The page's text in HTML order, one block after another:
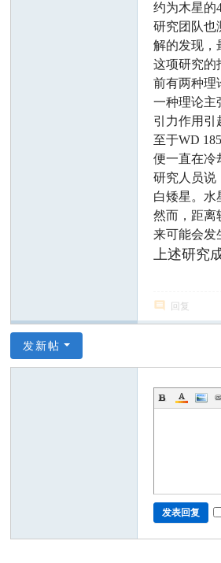
约为木星的
研究团队也
解的发现，
这项研究的
前有两种理
一种理论主
引力作用引
至于WD
便一直在冷
研究人员说
白矮星。水
然而，距离
来可能会发
上述研究
回复
发新帖
发表回复